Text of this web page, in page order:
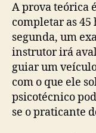
A prova teórica
completar as 45
segunda, um
instrutor irá
guiar um
com o que ele
psicotécnico
se o praticante